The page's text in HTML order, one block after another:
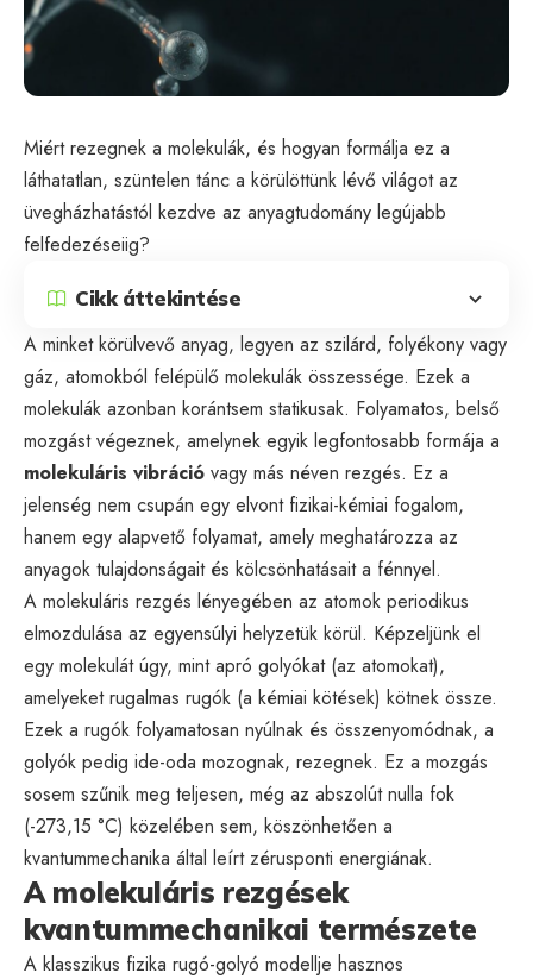
Miért rezegnek a molekulák, és hogyan formálja ez a
láthatatlan, szüntelen tánc a körülöttünk lévő világot az
üvegházhatástól kezdve az anyagtudomány legújabb
felfedezéseiig?
Cikk áttekintése
A minket körülvevő anyag, legyen az szilárd, folyékony vagy
gáz, atomokból felépülő molekulák összessége. Ezek a
molekulák azonban korántsem statikusak. Folyamatos, belső
mozgást végeznek, amelynek egyik legfontosabb formája a
molekuláris vibráció vagy más néven rezgés. Ez a
jelenség nem csupán egy elvont fizikai-kémiai fogalom,
hanem egy alapvető folyamat, amely meghatározza az
anyagok tulajdonságait és kölcsönhatásait a fénnyel.
A molekuláris rezgés lényegében az atomok periodikus
elmozdulása az egyensúlyi helyzetük körül. Képzeljünk el
egy molekulát úgy, mint apró golyókat (az atomokat),
amelyeket rugalmas rugók (a kémiai kötések) kötnek össze.
Ezek a rugók folyamatosan nyúlnak és összenyomódnak, a
golyók pedig ide-oda mozognak, rezegnek. Ez a mozgás
sosem szűnik meg teljesen, még az abszolút nulla fok
(-273,15 °C) közelében sem, köszönhetően a
kvantummechanika által leírt zérusponti energiának.
A molekuláris rezgések
kvantummechanikai természete
A klasszikus fizika rugó-golyó modellje hasznos